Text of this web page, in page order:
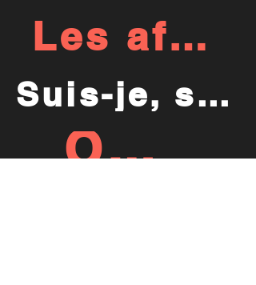
Les affaires sont les affaires
Suis-je, suis-je, suis-je belle ?
On purge bébé